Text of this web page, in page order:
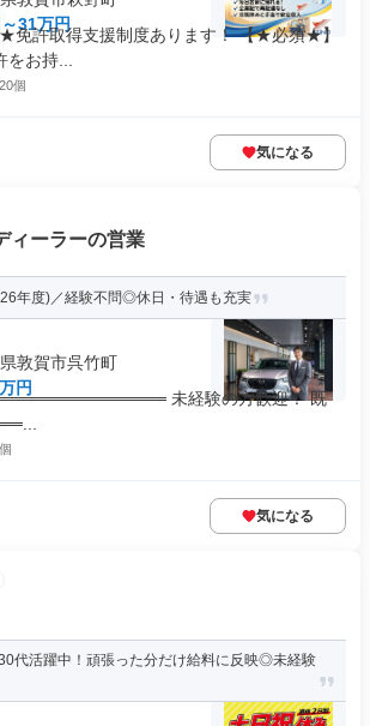
31万円
免許取得支援制度あります！ 【★必須★】
お持...
個
気になる
ィーラーの営業
年度)／経験不問◎休日・待遇も充実
敦賀市呉竹町
円
══════════════ 未経験の方歓迎！ 既
気になる
代活躍中！頑張った分だけ給料に反映◎未経験